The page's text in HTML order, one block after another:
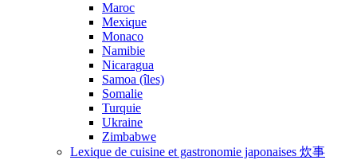
Maroc
Mexique
Monaco
Namibie
Nicaragua
Samoa (îles)
Somalie
Turquie
Ukraine
Zimbabwe
Lexique de cuisine et gastronomie japonaises 炊事